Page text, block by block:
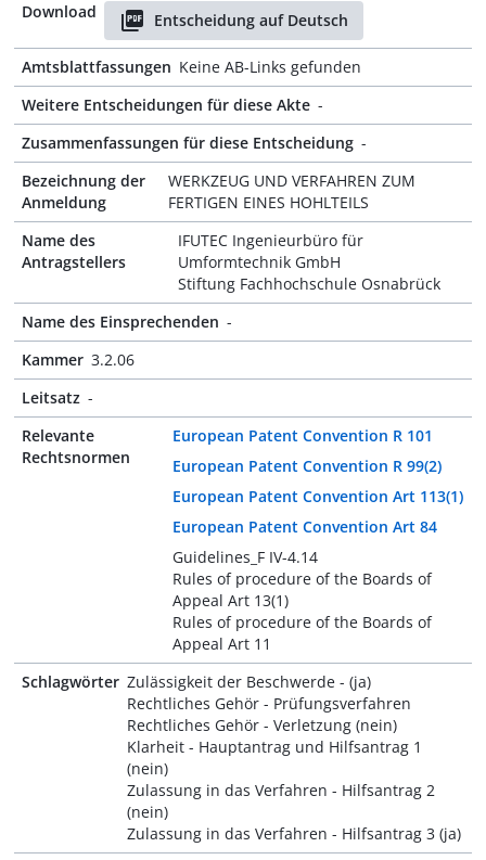
Download
Entscheidung auf Deutsch
Amtsblattfassungen Keine AB-Links gefunden
Weitere Entscheidungen für diese Akte -
Zusammenfassungen für diese Entscheidung -
Bezeichnung der
Anmeldung
WERKZEUG UND VERFAHREN ZUM
FERTIGEN EINES HOHLTEILS
Name des
Antragstellers
IFUTEC Ingenieurbüro für
Umformtechnik GmbH
Stiftung Fachhochschule Osnabrück
Name des Einsprechenden -
Kammer 3.2.06
Leitsatz -
Relevante
Rechtsnormen
European Patent Convention R 101
European Patent Convention R 99(2)
European Patent Convention Art 113(1)
European Patent Convention Art 84
Guidelines_F IV-4.14
Rules of procedure of the Boards of
Appeal Art 13(1)
Rules of procedure of the Boards of
Appeal Art 11
Schlagwörter Zulässigkeit der Beschwerde - (ja)
Rechtliches Gehör - Prüfungsverfahren
Rechtliches Gehör - Verletzung (nein)
Klarheit - Hauptantrag und Hilfsantrag 1
(nein)
Zulassung in das Verfahren - Hilfsantrag 2
(nein)
Zulassung in das Verfahren - Hilfsantrag 3 (ja)